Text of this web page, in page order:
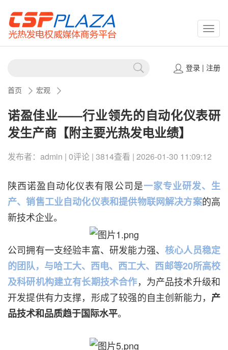
登录| 注册
首页 宏观
诺盈佳业——行业领先的自动化仪表研
发生产商【附主要光热发电业绩】
发布者：admin | 0评论 | 3814查看 | 2026-01-30 11:09:12
陕西诺盈自动化仪表有限公司是一家专业研发、生
产、销售工业自动化仪表和提供物联网解决方案的高
新技术企业。
公司拥有一支经验丰富、研发能力强、核心人员稳定
的团队，与哈工大、西电、西工大、西邮等20所高校
及科研机构建立有长期技术合作，为产品技术升级和
开发提供有力支撑，形成了较强的自主创新能力， 产
品技术和品质趋于国际水平。